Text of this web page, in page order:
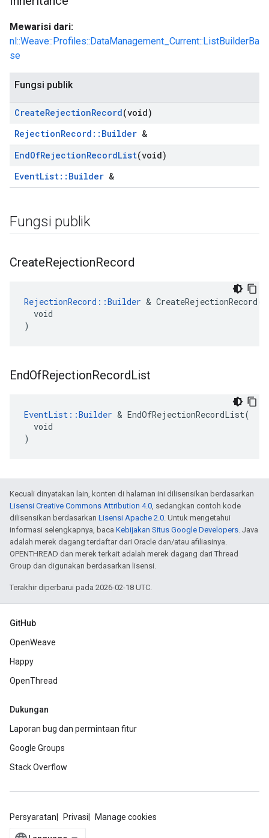
Mewarisi dari:
nl::Weave::Profiles::DataManagement_Current::ListBuilderBa
se
Fungsi publik
CreateRejectionRecord(void)
RejectionRecord::Builder &
EndOfRejectionRecordList(void)
EventList::Builder &
Fungsi publik
CreateRejectionRecord
RejectionRecord::Builder & CreateRejectionRecord(
  void
)
EndOfRejectionRecordList
EventList::Builder & EndOfRejectionRecordList(
  void
)
Kecuali dinyatakan lain, konten di halaman ini dilisensikan berdasarkan
Lisensi Creative Commons Attribution 4.0, sedangkan contoh kode
dilisensikan berdasarkan Lisensi Apache 2.0. Untuk mengetahui
informasi selengkapnya, baca Kebijakan Situs Google Developers. Java
adalah merek dagang terdaftar dari Oracle dan/atau afiliasinya.
OPENTHREAD dan merek terkait adalah merek dagang dari Thread
Group dan digunakan berdasarkan lisensi.
Terakhir diperbarui pada 2026-02-18 UTC.
GitHub
OpenWeave
Happy
OpenThread
Dukungan
Laporan bug dan permintaan fitur
Google Groups
Stack Overflow
Persyaratan Privasi Manage cookies